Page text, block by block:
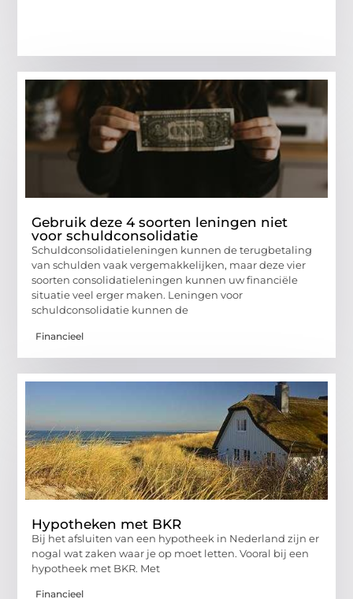
Gebruik deze 4 soorten leningen niet
voor schuldconsolidatie
Schuldconsolidatieleningen kunnen de terugbetaling
van schulden vaak vergemakkelijken, maar deze vier
soorten consolidatieleningen kunnen uw financiële
situatie veel erger maken. Leningen voor
schuldconsolidatie kunnen de
Financieel
Hypotheken met BKR
Bij het afsluiten van een hypotheek in Nederland zijn er
nogal wat zaken waar je op moet letten. Vooral bij een
hypotheek met BKR. Met
Financieel